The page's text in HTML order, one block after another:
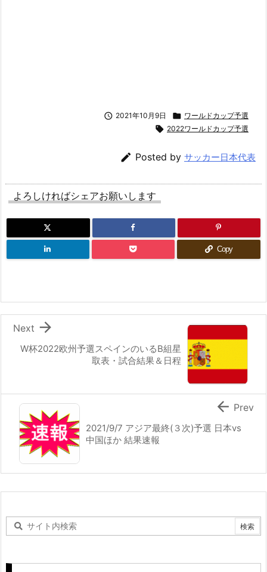
 2021年10月9日  ワールドカップ予選
 2022ワールドカップ予選
 Posted by サッカー日本代表
よろしければシェアお願いします
Copy
W杯2022欧州予選スペインのいるB組星
取表・試合結果＆日程

Next
2021/9/7 アジア最終(３次)予選 日本vs
中国ほか 結果速報
 Prev